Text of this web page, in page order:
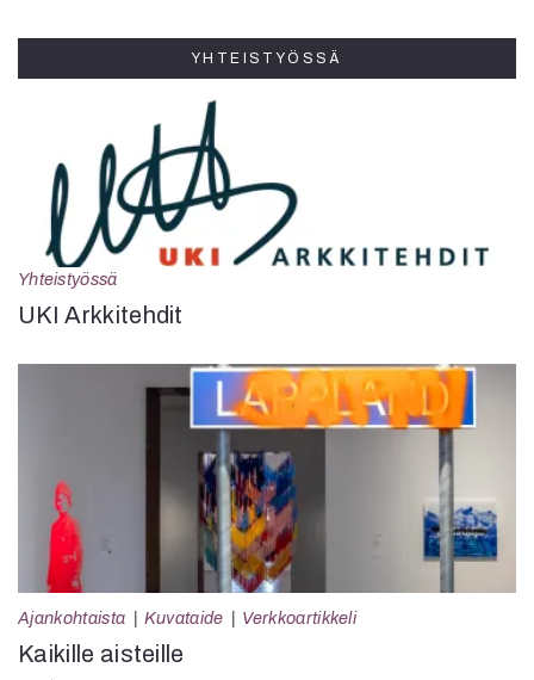
YHTEISTYÖSSÄ
Yhteistyössä
UKI Arkkitehdit
Ajankohtaista Kuvataide Verkkoartikkeli
Kaikille aisteille